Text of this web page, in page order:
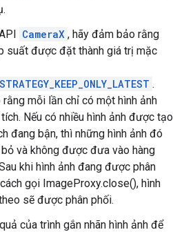
CameraX , hãy đảm bảo rằng
suất được đặt thành giá trị mặc
.
mỗi lần chỉ có một hình ảnh
Nếu có nhiều hình ảnh được tạo
đang bận, thì những hình ảnh đó
và không được đưa vào hàng
khi hình ảnh đang được phân
gọi ImageProxy.close(), hình
sẽ được phân phối.
của trình gắn nhãn hình ảnh để